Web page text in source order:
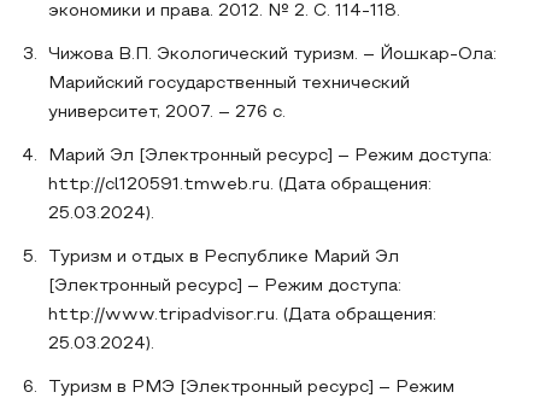
экономики и права. 2012. № 2. С. 114-118.
Чижова В.П. Экологический туризм. – Йошкар-Ола:
Марийский государственный технический
университет, 2007. – 276 с.
Марий Эл [Электронный ресурс] – Режим доступа:
http://cl120591.tmweb.ru. (Дата обращения:
25.03.2024).
Туризм и отдых в Республике Марий Эл
[Электронный ресурс] – Режим доступа:
http://www.tripadvisor.ru. (Дата обращения:
25.03.2024).
Туризм в РМЭ [Электронный ресурс] – Режим